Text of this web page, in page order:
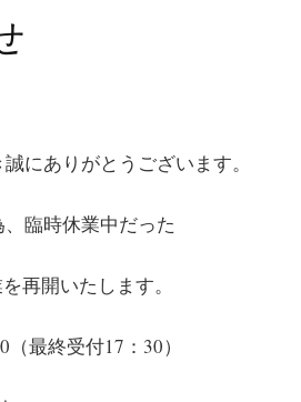
にありがとうございます。
臨時休業中だった
再開いたします。
終受付17：30）